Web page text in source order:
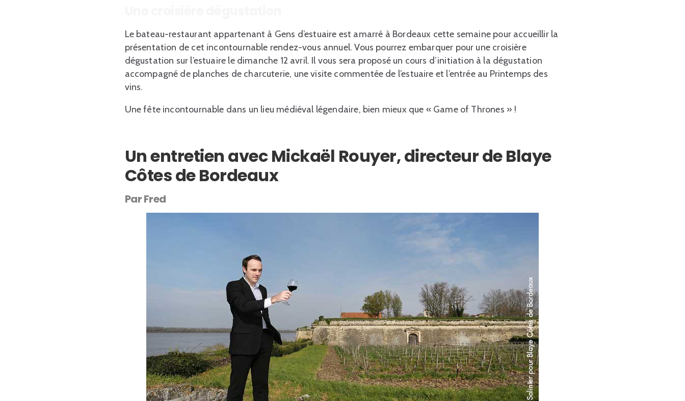
Le bateau-restaurant appartenant à Gens d’estuaire est amarré à Bordeaux cette semaine pour accueillir la
présentation de cet incontournable rendez-vous annuel. Vous pourrez embarquer pour une croisière
dégustation sur l’estuaire le dimanche 12 avril. Il vous sera proposé un cours d’initiation à la dégustation
accompagné de planches de charcuterie, une visite commentée de l’estuaire et l’entrée au Printemps des
vins.
Une fête incontournable dans un lieu médiéval légendaire, bien mieux que « Game of Thrones » !
Un entretien avec Mickaël Rouyer, directeur de Blaye
Côtes de Bordeaux
Par Fred